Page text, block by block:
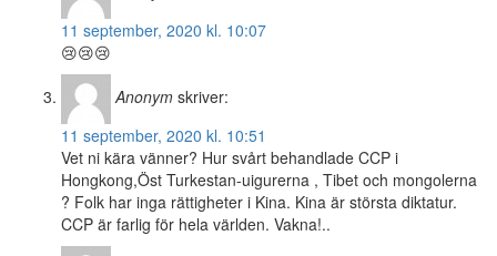
11 september, 2020 kl. 10:07
😢😢😢
Anonym skriver:
11 september, 2020 kl. 10:51
Vet ni kära vänner? Hur svårt behandlade CCP i
Hongkong,Öst Turkestan-uigurerna , Tibet och mongolerna
? Folk har inga rättigheter i Kina. Kina är största diktatur.
CCP är farlig för hela världen. Vakna!..